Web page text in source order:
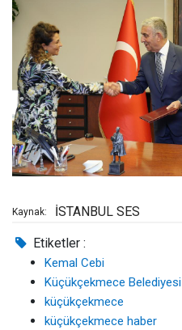
Kaynak: İSTANBUL SES
Etiketler :
Kemal Cebi
Küçükçekmece Belediyesi
küçükçekmece
küçükçekmece haber